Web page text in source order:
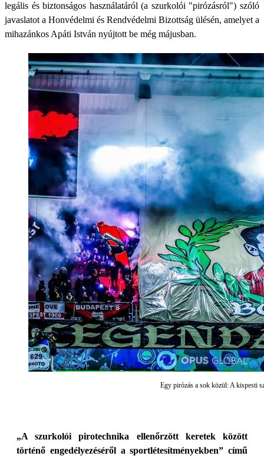
legális és biztonságos használatáról (a szurkolói "pirózásról") szóló
javaslatot a Honvédelmi és Rendvédelmi Bizottság ülésén, amelyet a
mihazánkos Apáti István nyújtott be még májusban.
Egy pirózás a sok közül: A kispesti
„A szurkolói pirotechnika ellenőrzött keretek között
történő engedélyezéséről a sportlétesítményekben” című